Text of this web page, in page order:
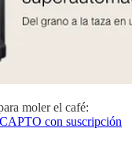
moler el café:
con suscripción